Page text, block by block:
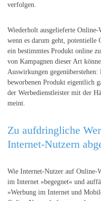
verfolgen.
Wiederholt ausgelieferte Online-
wenn es darum geht, potentielle
ein bestimmtes Produkt online
von Kampagnen dieser Art
Auswirkungen
beworbenen Produkt eigentlich
der Werbedienstleister mit der
meint.
Zu aufdringliche
Internet-Nutzern
Wie Internet-Nutzer auf Online-
im Internet »begegnet« und
»Werbung im Internet und